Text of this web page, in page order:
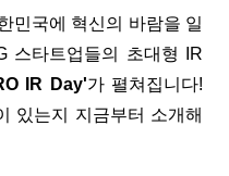
민국에 혁신의 바람을 일
스타트업들의 초대형 IR
IR Day'가 펼쳐집니다!
있는지 지금부터 소개해